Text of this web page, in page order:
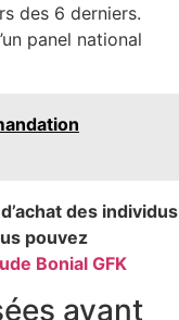
des 6 derniers.
panel national
des individus
pouvez
Bonial GFK
avant